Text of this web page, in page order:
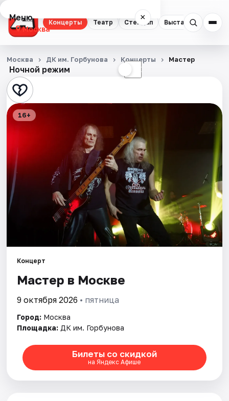
Концерты Театр Стендап Выставки
Меню ×
Москва
Концерты
Театр
Стендап
Выставки
Экскурсии
Спорт
Площадки
Артисты
Рейтинги
Ночной режим ☾
Москва ДК им. Горбунова Концерты Мастер
16+
Концерт
Мастер в Москве
9 октября 2026 • пятница
Город: Москва
Площадка: ДК им. Горбунова
Билеты со скидкой
на Яндекс Афише